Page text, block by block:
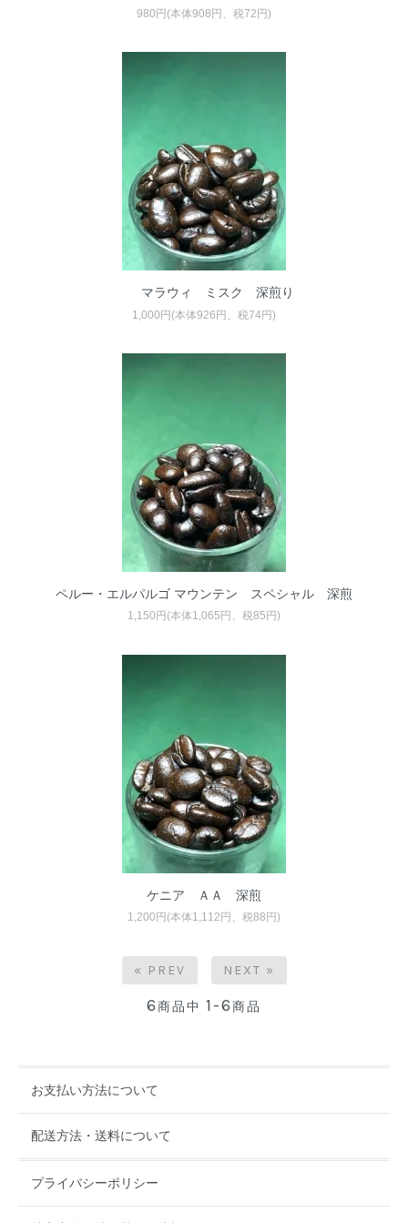
980円(本体908円、税72円)
マラウィ ミスク 深煎り
1,000円(本体926円、税74円)
ペルー・エルパルゴ マウンテン スペシャル 深煎
1,150円(本体1,065円、税85円)
ケニア ＡＡ 深煎
1,200円(本体1,112円、税88円)
« PREV NEXT »
6商品中 1-6商品
お支払い方法について
配送方法・送料について
プライバシーポリシー